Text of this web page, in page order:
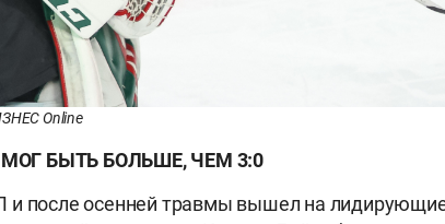
Online
БЫТЬ БОЛЬШЕ, ЧЕМ 3:0
и после осенней травмы вышел на